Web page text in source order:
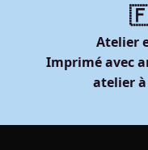
Atelier
Imprimé avec
atelier